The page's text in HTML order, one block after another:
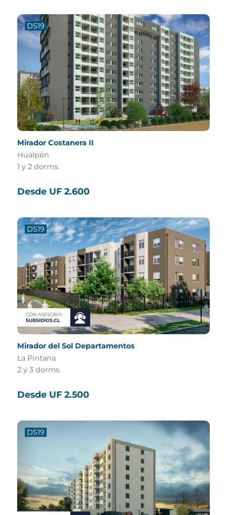
DS19
Mirador Costanera II
Hualpén
1 y 2 dorms.
Desde UF 2.600
DS19
Mirador del Sol Departamentos
La Pintana
2 y 3 dorms.
Desde UF 2.500
DS19